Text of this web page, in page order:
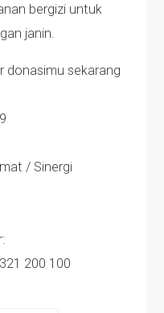
bergizi untuk
janin.
donasimu sekarang
/ Sinergi
200 100